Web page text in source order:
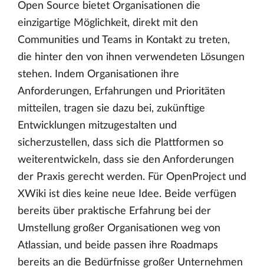
Open Source bietet Organisationen die
einzigartige Möglichkeit, direkt mit den
Communities und Teams in Kontakt zu treten,
die hinter den von ihnen verwendeten Lösungen
stehen. Indem Organisationen ihre
Anforderungen, Erfahrungen und Prioritäten
mitteilen, tragen sie dazu bei, zukünftige
Entwicklungen mitzugestalten und
sicherzustellen, dass sich die Plattformen so
weiterentwickeln, dass sie den Anforderungen
der Praxis gerecht werden. Für OpenProject und
XWiki ist dies keine neue Idee. Beide verfügen
bereits über praktische Erfahrung bei der
Umstellung großer Organisationen weg von
Atlassian, und beide passen ihre Roadmaps
bereits an die Bedürfnisse großer Unternehmen